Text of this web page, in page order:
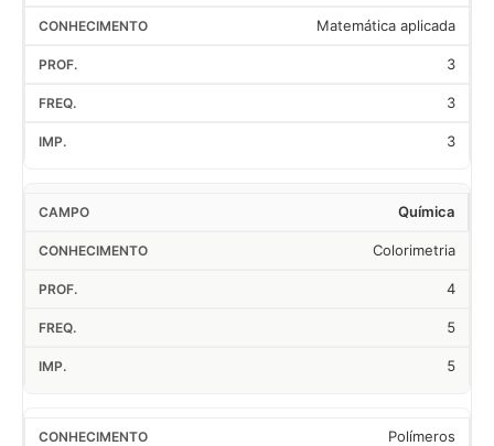
Matemática aplicada
3
3
3
Química
Colorimetria
4
5
5
Polímeros